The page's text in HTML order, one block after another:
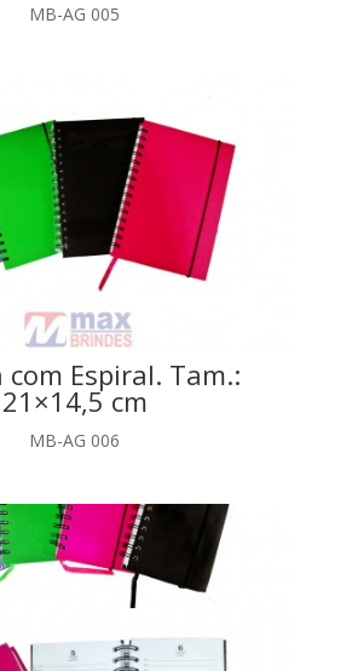
MB-AG 005
com Espiral. Tam.:
21×14,5 cm
MB-AG 006